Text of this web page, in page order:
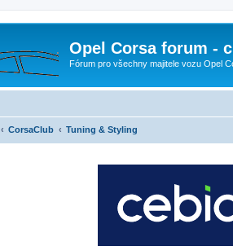
Opel Corsa forum -
Fórum pro všechny majitele vozu Opel
CorsaClub Tuning & Styling